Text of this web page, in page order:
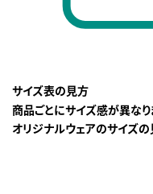
サイズ表の見方
商品ごとにサイズ感が異なり
オリジナルウェアのサイズ